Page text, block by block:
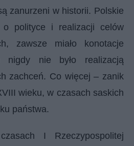
zanurzeni w historii. Polskie
o polityce i realizacji celów
zawsze miało konotacje
nigdy nie było realizacją
zachceń. Co więcej – zanik
wieku, w czasach saskich
państwa.
I Rzeczypospolitej